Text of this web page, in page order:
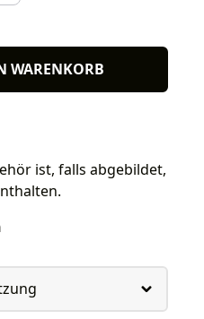
WARENKORB
ist, falls abgebildet,